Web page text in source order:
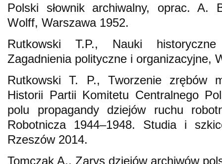
Polski słownik archiwalny, oprac. A.
Wolff, Warszawa 1952.
Rutkowski T.P., Nauki
Zagadnienia polityczne i organizacyjne,
Rutkowski T. P., Tworzenie zrębów
Historii Partii Komitetu Centralnego
polu propagandy dziejów ruchu
Robotnicza 1944–1948. Studia i
Rzeszów 2014.
Tomczak A., Zarys dziejów archiwów